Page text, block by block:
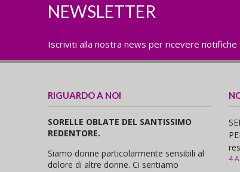
NEWSLETTER
Iscriviti alla nostra news per ricevere notifiche
RIGUARDO A NOI
SORELLE OBLATE DEL SANTISSIMO
REDENTORE.
Siamo donne particolarmente sensibili al
dolore di altre donne. Ci sentiamo
4